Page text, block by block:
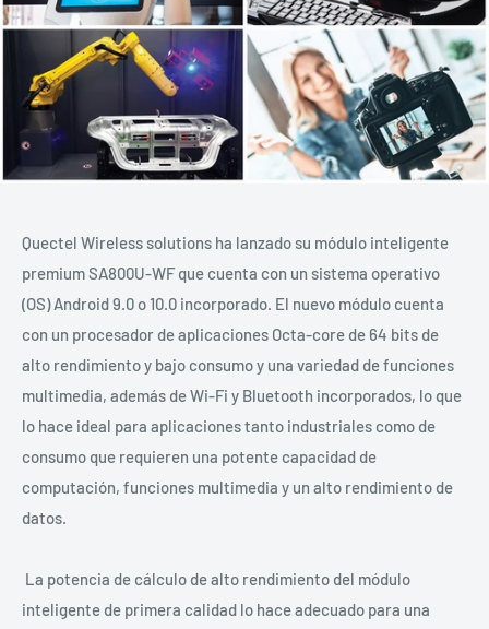
Quectel Wireless solutions ha lanzado su módulo inteligente
premium SA800U-WF que cuenta con un sistema operativo
(OS) Android 9.0 o 10.0 incorporado. El nuevo módulo cuenta
con un procesador de aplicaciones Octa-core de 64 bits de
alto rendimiento y bajo consumo y una variedad de funciones
multimedia, además de Wi-Fi y Bluetooth incorporados, lo que
lo hace ideal para aplicaciones tanto industriales como de
consumo que requieren una potente capacidad de
computación, funciones multimedia y un alto rendimiento de
datos.
La potencia de cálculo de alto rendimiento del módulo
inteligente de primera calidad lo hace adecuado para una